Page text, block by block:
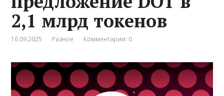
2,1 млрд токенов
16.09.2025 Разное Комментарии: 0